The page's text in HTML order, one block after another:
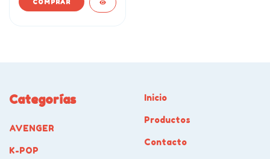
Categorías
AVENGER
K-POP
Inicio
Productos
Contacto